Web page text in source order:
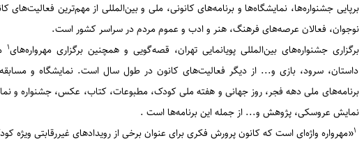
برپایی جشنواره‌ها، نمایشگاه‌ها و برنامه‌های کانونی، ملی و بین‌المللی از مهم‌‌ترین
نوجوان، فعالان عرصه‌های فرهنگ، هنر و ادب و عموم مردم در سراسر کشور است.
برگزاری جشنواره‌های بین‌المللی پویانمایی تهران، قصه‌گویی و همچنین برگزاری مهرواره‌های1
داستان، سرود، بازی و... از ديگر فعاليت‌های كانون در طول سال است. نمایشگاه و مسابقه
برنامه‌های ملی دهه فجر، روز جهانی و هفته ملی کودک، مطبوعات، کتاب، عکس، جشنواره و
نمایش عروسکی، پژوهش و... از جمله این برنامه‌ها است .
1«مهرواره واژه‌ای است که کانون پرورش فکری برای عنوان برخی از رویدادهای غیررقابتی ویژه